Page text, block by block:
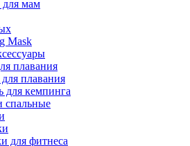
мам
Mask
плавания
плавания
для кемпинга
для фитнеса